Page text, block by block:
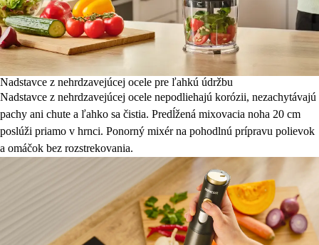
Nadstavce z nehrdzavejúcej ocele pre ľahkú údržbu
Nadstavce z nehrdzavejúcej ocele nepodliehajú korózii, nezachytávajú
pachy ani chute a ľahko sa čistia. Predĺžená mixovacia noha 20 cm
poslúži priamo v hrnci. Ponorný mixér na pohodlnú prípravu polievok
a omáčok bez rozstrekovania.